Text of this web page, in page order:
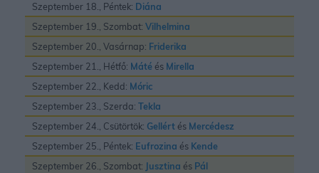
Szeptember 18., Péntek: Diána
Szeptember 19., Szombat: Vilhelmina
Szeptember 20., Vasárnap: Friderika
Szeptember 21., Hétfő: Máté és Mirella
Szeptember 22., Kedd: Móric
Szeptember 23., Szerda: Tekla
Szeptember 24., Csütörtök: Gellért és Mercédesz
Szeptember 25., Péntek: Eufrozina és Kende
Szeptember 26., Szombat: Jusztina és Pál